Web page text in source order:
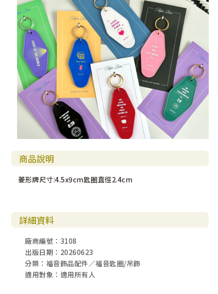
商品說明
菱形牌尺寸:4.5x9cm匙圈直徑2.4cm
詳細資料
廠商編號：3108
出版日期：20260623
分類：福音飾品配件／福音匙圈/吊飾
適用對象：適用所有人